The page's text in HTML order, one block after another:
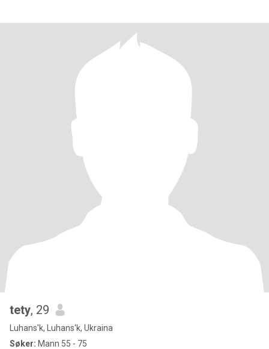
tety, 29
Luhans'k, Luhans'k, Ukraina
Søker: Mann 55 - 75